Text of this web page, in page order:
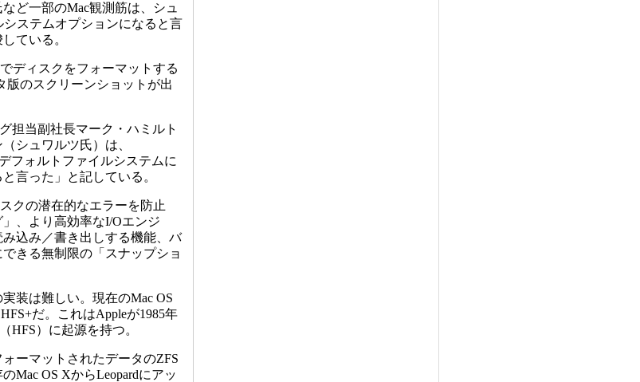
ど一部のMac観測筋は、シュ
システムオプションになると言
ている。
ディスクをフォーマットする
版のスクリーンショットが出
担当副社長マーク・ハミルト
シュワルツ氏）は、
フォルトファイルシステムに
言った」と記している。
クの潜在的なエラーを防止
、より高効率なI/Oエンジ
込み／書き出しする機能、バ
きる無制限の「スナップショ
装は難しい。現在のMac OS
だ。これはAppleが1985年
HFS）に起源を持つ。
ーマットされたデータのZFS
Mac OS XからLeopardにアッ